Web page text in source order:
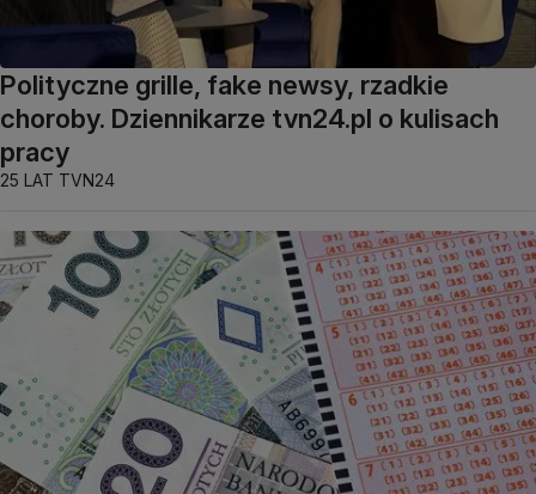
Polityczne grille, fake newsy, rzadkie
choroby. Dziennikarze tvn24.pl o kulisach
pracy
25 LAT TVN24